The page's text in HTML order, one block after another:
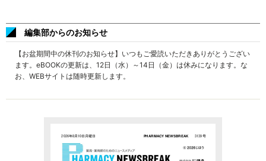
編集部からのお知らせ
【お盆期間中の休刊のお知らせ】いつもご愛読いただきありがとうござい
ます。eBOOKの更新は、12日（水）～14日（金）は休みになります。な
お、WEBサイトは随時更新します。